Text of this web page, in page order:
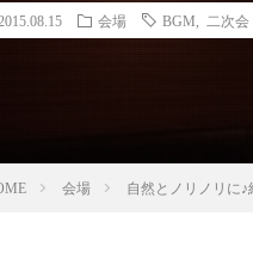
会場 BGM 二次会
会場 自然とノリノリに